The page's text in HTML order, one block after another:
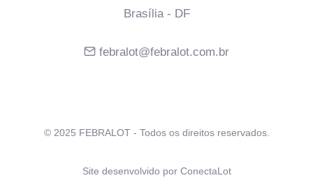
Brasília - DF
febralot@febralot.com.br
© 2025 FEBRALOT - Todos os direitos reservados.
Site desenvolvido por ConectaLot